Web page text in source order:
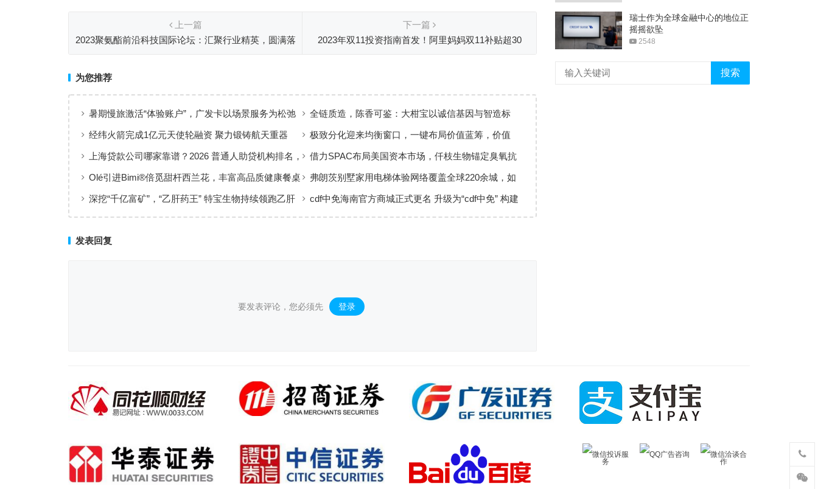
上一篇
2023聚氨酯前沿科技国际论坛：汇聚行业精英，圆满落
下一篇
2023年双11投资指南首发！阿里妈妈双11补贴超30
为您推荐
暑期慢旅激活“体验账户”，广发卡以场景服务为松弛
出行添彩
全链质造，陈香可鉴：大柑宝以诚信基因与智造标
准，定义新会陈皮高质量发展
经纬火箭完成1亿元天使轮融资 聚力锻铸航天重器
极致分化迎来均衡窗口，一键布局价值蓝筹，价值
ETF华夏火热开售
上海贷款公司哪家靠谱？2026 普通人助贷机构排名，
工薪族借钱选择指南
借力SPAC布局美国资本市场，仟枝生物锚定臭氧抗
菌黄金赛道
Olé引进Bimi®倍觅甜杆西兰花，丰富高品质健康餐桌
新选择
弗朗茨别墅家用电梯体验网络覆盖全球220余城，如
何实现高效服务响应
深挖“千亿富矿”，“乙肝药王” 特宝生物持续领跑乙肝
cdf中免海南官方商城正式更名 升级为“cdf中免” 构建
发表回复
要发表评论，您必须先 登录 。
瑞士作为全球金融中心的地位正
摇摇欲坠
2548
搜索
微信投诉服
务
QQ广告咨询
微信洽谈合
作